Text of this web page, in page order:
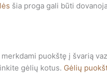
šia proga gali būti
puokštę į švarią
gėlių kotus. Gėlių